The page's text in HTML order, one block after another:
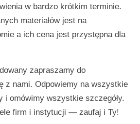
w bardzo krótkim terminie.
materiałów jest na
a ich cena jest przystępna dla
zapraszamy do
z nami. Odpowiemy na wszystkie
i omówimy wszystkie szczegóły.
firm i instytucji — zaufaj i Ty!